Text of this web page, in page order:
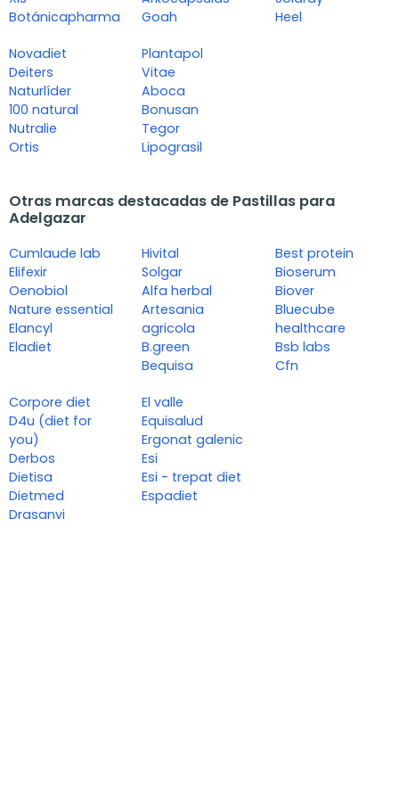
Botánicapharma
Goah
Heel
Novadiet
Deiters
Naturlíder
100 natural
Nutralie
Ortis
Plantapol
Vitae
Aboca
Bonusan
Tegor
Lipograsil
Otras marcas destacadas de Pastillas para
Adelgazar
Cumlaude lab
Elifexir
Oenobiol
Nature essential
Elancyl
Eladiet
Hivital
Solgar
Alfa herbal
Artesania
agricola
B.green
Bequisa
Best protein
Bioserum
Biover
Bluecube
healthcare
Bsb labs
Cfn
Corpore diet
D4u (diet for
you)
Derbos
Dietisa
Dietmed
Drasanvi
El valle
Equisalud
Ergonat galenic
Esi
Esi - trepat diet
Espadiet